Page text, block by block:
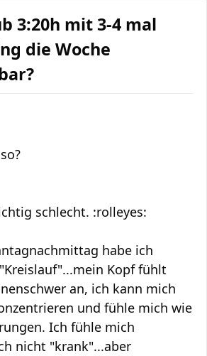
3:20h mit 3-4 mal
die Woche
schlecht. :rolleyes:
habe ich
Kopf fühlt
an, ich kann mich
und fühle mich wie
Ich fühle mich
nicht "krank"...aber